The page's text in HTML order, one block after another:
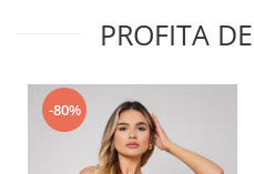
PROFITA
-80%